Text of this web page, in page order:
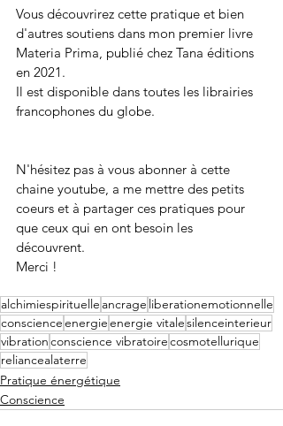
Vous découvrirez cette pratique et bien
d'autres soutiens dans mon premier livre
Materia Prima, publié chez Tana éditions
en 2021.
Il est disponible dans toutes les librairies
francophones du globe.
N'hésitez pas à vous abonner à cette
chaine youtube, a me mettre des petits
coeurs et à partager ces pratiques pour
que ceux qui en ont besoin les
découvrent.
Merci !
alchimiespirituelle ancrage liberationemotionnelle
conscienceenergieenergie vitalesilenceinterieur
vibrationconscience vibratoirecosmotellurique
reliancealaterre
Pratique énergétique
Conscience